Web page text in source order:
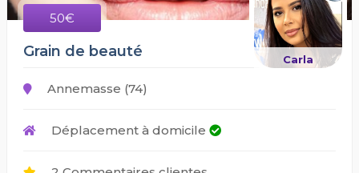
50€
Carla
Grain de beauté
Annemasse (74)
Déplacement à domicile